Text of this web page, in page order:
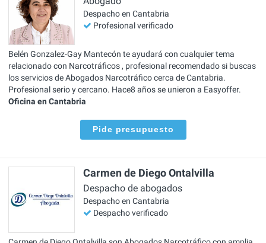
Despacho en Cantabria
Profesional verificado
Belén Gonzalez-Gay Mantecón te ayudará con cualquier tema
relacionado con Narcotráficos , profesional recomendado si buscas
los servicios de Abogados Narcotráfico cerca de Cantabria.
Profesional serio y cercano. Hace8 años se unieron a Easyoffer.
Oficina en Cantabria
Pide presupuesto
Carmen de Diego Ontalvilla
Despacho de abogados
Despacho en Cantabria
Despacho verificado